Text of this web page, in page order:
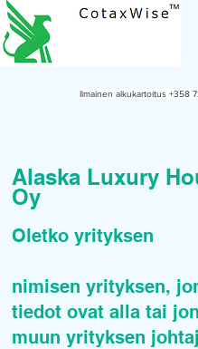
Ilmainen alkukartoitus +358
Alaska Luxury
Oy
Oletko yrityksen
nimisen yrityksen,
tiedot ovat alla tai
muun yrityksen